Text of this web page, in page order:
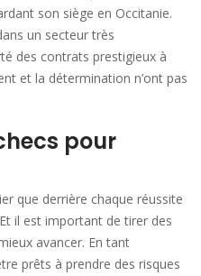
son siège en Occitanie.
un secteur très
des contrats prestigieux à
et la détermination n’ont pas
pour
que derrière chaque réussite
il est important de tirer des
avancer. En tant
prêts à prendre des risques